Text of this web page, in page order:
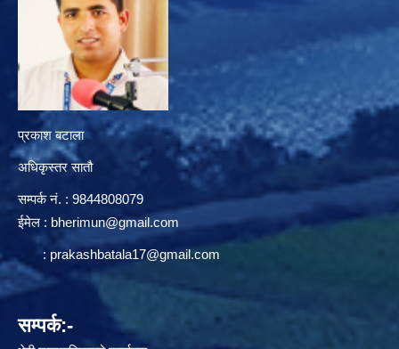
प्रकाश बटाला
अधिकृस्तर सातौ
सम्पर्क न‌ं. : 9844808079
ईमेल : bherimun@gmail.com
: prakashbatala17@gmail.com
सम्पर्क:-